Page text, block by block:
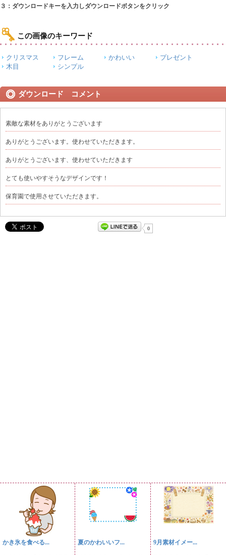
３：ダウンロードキーを入力しダウンロードボタンをクリック
この画像のキーワード
クリスマス フレーム かわいい
プレゼント
木目
シンプル
ダウンロード コメント
素敵な素材をありがとうございます
ありがとうございます。使わせていただきます。
ありがとうございます、使わせていただきます
とても使いやすそうなデザインです！
保育園で使用させていただきます。
0
かき氷を食べる... 夏のかわいいフ... 9月素材イメー...